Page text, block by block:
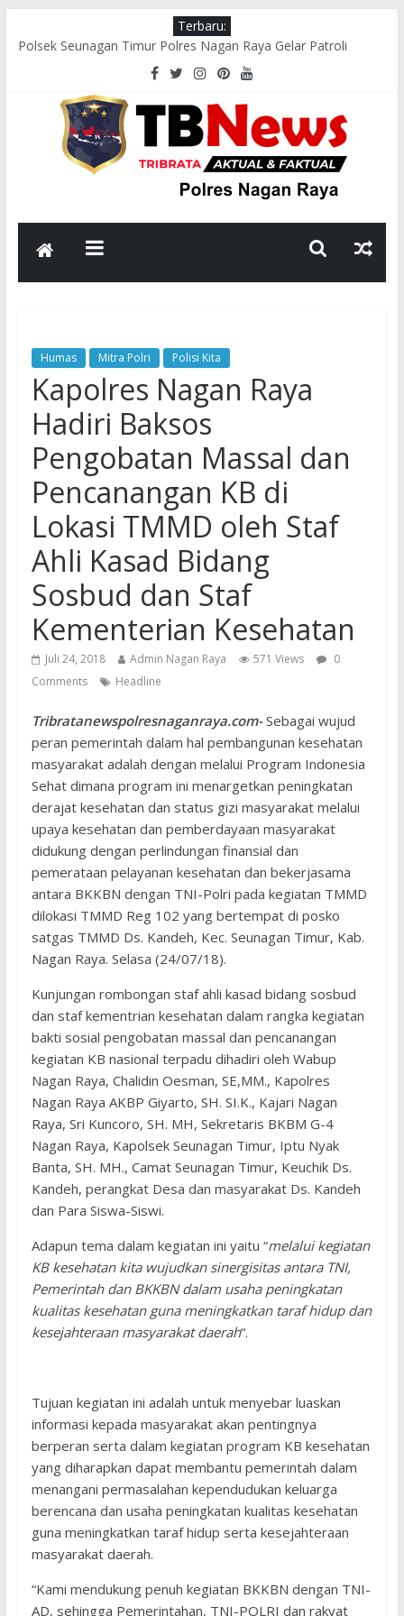
Terbaru:
Polsek Seunagan Timur Polres Nagan Raya Gelar Patroli
Dialogis, Perkuat Sinergi dengan Masyarakat Jaga Kamtibmas
Wakapolres Nagan Raya Hadiri Pelepasan Kontingen Pramuka
Menuju Cibubur di Pendopo Bupati
Polsek Kuala Pesisir Imbau Nelayan Utamakan Keselamatan di
Tengah Cuaca Ekstrem
Polres Nagan Raya Gelar Olahraga Bersama dan Beladiri Polri
untuk Tingkatkan Kebugaran Personel
Wakapolres Nagan Raya Himbau Seluruh Personel Tingkatkan
Disiplin dan Profesionalisme
Humas Mitra Polri Polisi Kita
Kapolres Nagan Raya
Hadiri Baksos
Pengobatan Massal dan
Pencanangan KB di
Lokasi TMMD oleh Staf
Ahli Kasad Bidang
Sosbud dan Staf
Kementerian Kesehatan
Juli 24, 2018 Admin Nagan Raya 571 Views
0
Comments
Headline
Tribratanewspolresnaganraya.com-Sebagai wujud
peran pemerintah dalam hal pembangunan kesehatan
masyarakat adalah dengan melalui Program Indonesia
Sehat dimana program ini menargetkan peningkatan
derajat kesehatan dan status gizi masyarakat melalui
upaya kesehatan dan pemberdayaan masyarakat
didukung dengan perlindungan finansial dan
pemerataan pelayanan kesehatan dan bekerjasama
antara BKKBN dengan TNI-Polri pada kegiatan TMMD
dilokasi TMMD Reg 102 yang bertempat di posko
satgas TMMD Ds. Kandeh, Kec. Seunagan Timur, Kab.
Nagan Raya. Selasa (24/07/18).
Kunjungan rombongan staf ahli kasad bidang sosbud
dan staf kementrian kesehatan dalam rangka kegiatan
bakti sosial pengobatan massal dan pencanangan
kegiatan KB nasional terpadu dihadiri oleh Wabup
Nagan Raya, Chalidin Oesman, SE,MM., Kapolres
Nagan Raya AKBP Giyarto, SH. SI.K., Kajari Nagan
Raya, Sri Kuncoro, SH. MH, Sekretaris BKBM G-4
Nagan Raya, Kapolsek Seunagan Timur, Iptu Nyak
Banta, SH. MH., Camat Seunagan Timur, Keuchik Ds.
Kandeh, perangkat Desa dan masyarakat Ds. Kandeh
dan Para Siswa-Siswi.
Adapun tema dalam kegiatan ini yaitu “melalui kegiatan
KB kesehatan kita wujudkan sinergisitas antara TNI,
Pemerintah dan BKKBN dalam usaha peningkatan
kualitas kesehatan guna meningkatkan taraf hidup dan
kesejahteraan masyarakat daerah“.
Tujuan kegiatan ini adalah untuk menyebar luaskan
informasi kepada masyarakat akan pentingnya
berperan serta dalam kegiatan program KB kesehatan
yang diharapkan dapat membantu pemerintah dalam
menangani permasalahan kependudukan keluarga
berencana dan usaha peningkatan kualitas kesehatan
guna meningkatkan taraf hidup serta kesejahteraan
masyarakat daerah.
“Kami mendukung penuh kegiatan BKKBN dengan TNI-
AD, sehingga Pemerintahan, TNI-POLRI dan rakyat